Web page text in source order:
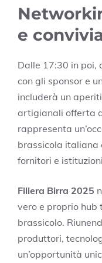
e
Dalle 17:30 in poi,
con gli sponsor e
includerà un
artigianali offerta
rappresenta
brassicola italiana
fornitori e
Filiera Birra 2025
vero e proprio hub
brassicolo.
produttori,
un’opportunità